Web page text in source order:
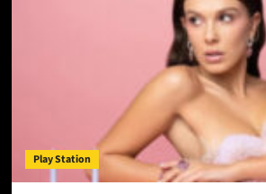
подготовки.
Рецензия
Play Station